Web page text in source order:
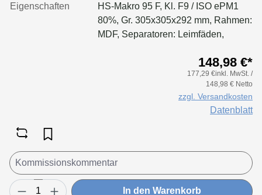
Eigenschaften
HS-Makro 95 F, Kl. F9 / ISO ePM1
80%, Gr. 305x305x292 mm, Rahmen:
MDF, Separatoren: Leimfäden,
Applikation für größere Luftmenge,
geringeren Druckverlust &
148,98 €*
177,29 €inkl. MwSt. /
148,98 € Netto
zzgl. Versandkosten
Datenblatt
In den Warenkorb